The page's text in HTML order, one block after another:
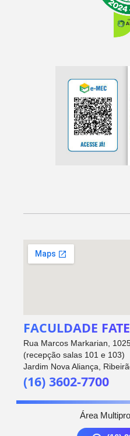
FACULDADE
Rua Marcos Markarian,
(recepção salas 101 e 103)
Jardim Nova Aliança,
(16) 3602-7700
Área